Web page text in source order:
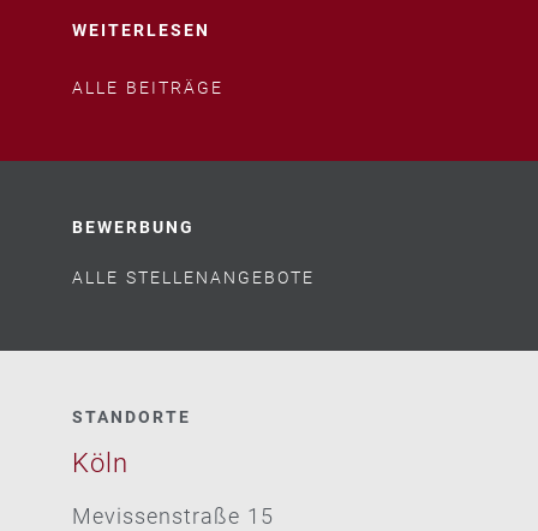
WEITERLESEN
ALLE BEITRÄGE
BEWERBUNG
ALLE STELLENANGEBOTE
STANDORTE
Köln
Mevissenstraße 15